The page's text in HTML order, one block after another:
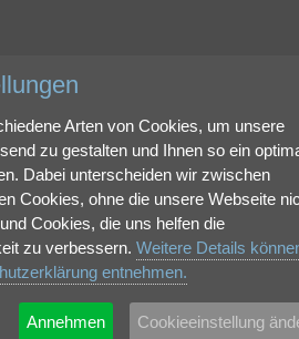
Schusslinie" als pdf
in der
Arten von Cookies, um unsere
zu gestalten und Ihnen so ein
Dabei unterscheiden wir zwischen
Cookies, ohne die unsere Webseite
Cookies, die uns helfen die
zu verbessern. Weitere Details
entnehmen.
Annehmen Cookieeinstellung